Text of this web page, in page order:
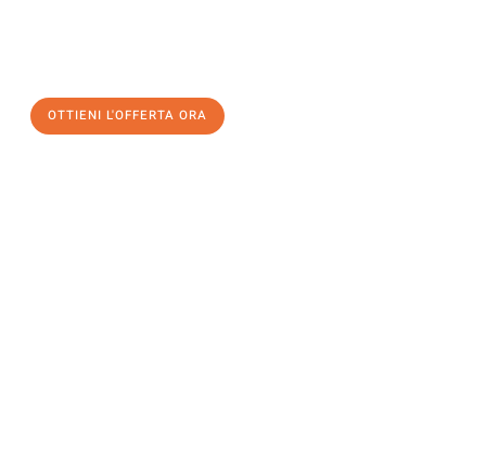
OTTIENI L'OFFERTA ORA